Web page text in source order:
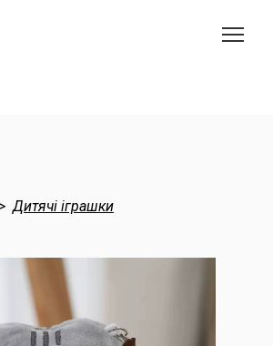
Дитячі іграшки